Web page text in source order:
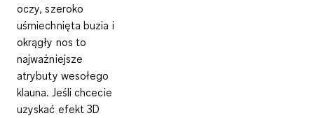
oczy, szeroko
uśmiechnięta buzia i
okrągły nos to
najważniejsze
atrybuty wesołego
klauna. Jeśli chcecie
uzyskać efekt 3D